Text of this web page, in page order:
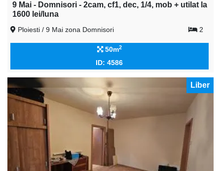
9 Mai - Domnisori - 2cam, cf1, dec, 1/4, mob + utilat la
1600 lei/luna
Ploiesti / 9 Mai zona Domnisori 2
50m2
ID: 4586
Liber